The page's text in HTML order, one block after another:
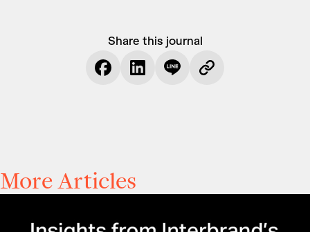
Share this journal
More Articles